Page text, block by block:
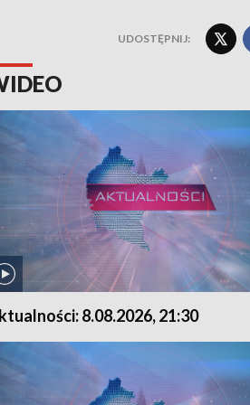
UDOSTĘPNIJ:
8.08.2026, 21:30